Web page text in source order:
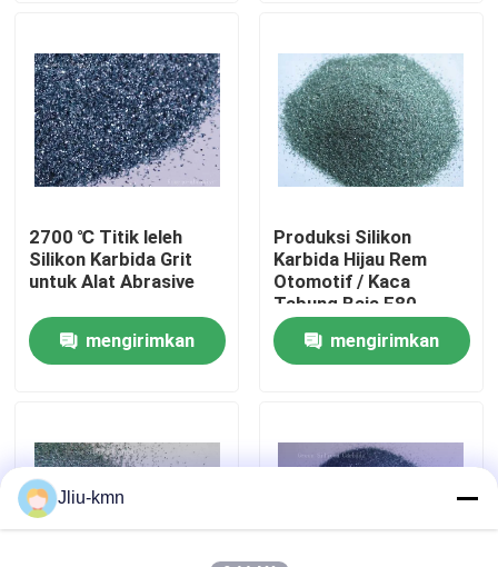
Tentang Kami
Tur Pabrik
Hubungi Kami
Berita
VR
2700 ℃ Titik leleh
Silikon Karbida Grit
untuk Alat Abrasive
mengirimkan
Produksi Silikon
Karbida Hijau Rem
Otomotif / Kaca
Tabung Baja F80
mengirimkan
Jliu-kmn